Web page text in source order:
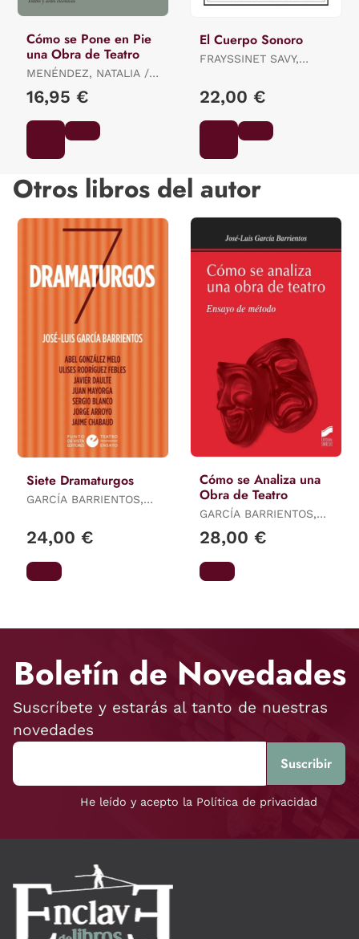
Cómo se Pone en Pie
una Obra de Teatro
MENÉNDEZ, NATALIA /
AMESTOY, AINHOA /
HERMIDA, CRISTINA /
16,95 €
El Cuerpo Sonoro
FRAYSSINET SAVY,
22,00 €
Otros libros del autor
Siete Dramaturgos
GARCÍA BARRIENTOS,
24,00 €
Cómo se Analiza una
Obra de Teatro
GARCÍA BARRIENTOS,
JOSÉ-LUIS
28,00 €
Boletín de Novedades
Suscríbete y estarás al tanto de nuestras
novedades
He leído y acepto la Política de privacidad